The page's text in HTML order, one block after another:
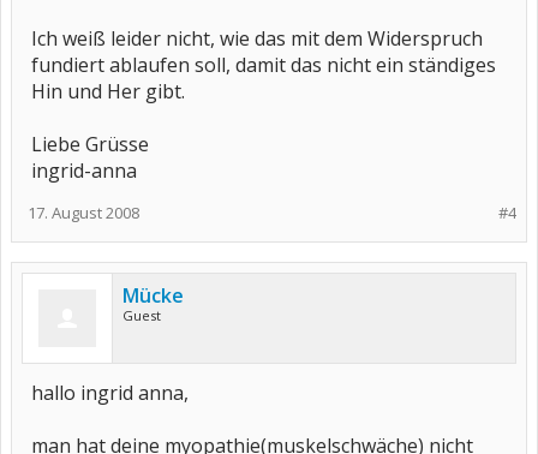
Ich weiß leider nicht, wie das mit dem Widerspruch
fundiert ablaufen soll, damit das nicht ein ständiges
Hin und Her gibt.
Liebe Grüsse
ingrid-anna
#4
17. August 2008
Mücke
Guest
hallo ingrid anna,
man hat deine myopathie(muskelschwäche) nicht